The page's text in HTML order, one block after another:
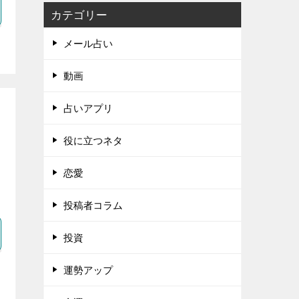
カテゴリー
メール占い
動画
占いアプリ
役に立つネタ
恋愛
投稿者コラム
投資
運勢アップ